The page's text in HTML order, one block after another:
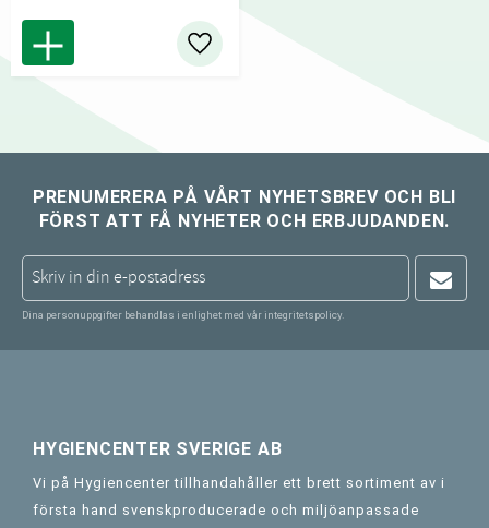
Lägg till i favoriter
PRENUMERERA PÅ VÅRT NYHETSBREV OCH BLI
FÖRST ATT FÅ NYHETER OCH ERBJUDANDEN.
Dina personuppgifter behandlas i enlighet med vår integritetspolicy.
HYGIENCENTER SVERIGE AB
Vi på Hygiencenter tillhandahåller ett brett sortiment av i
första hand svenskproducerade och miljöanpassade